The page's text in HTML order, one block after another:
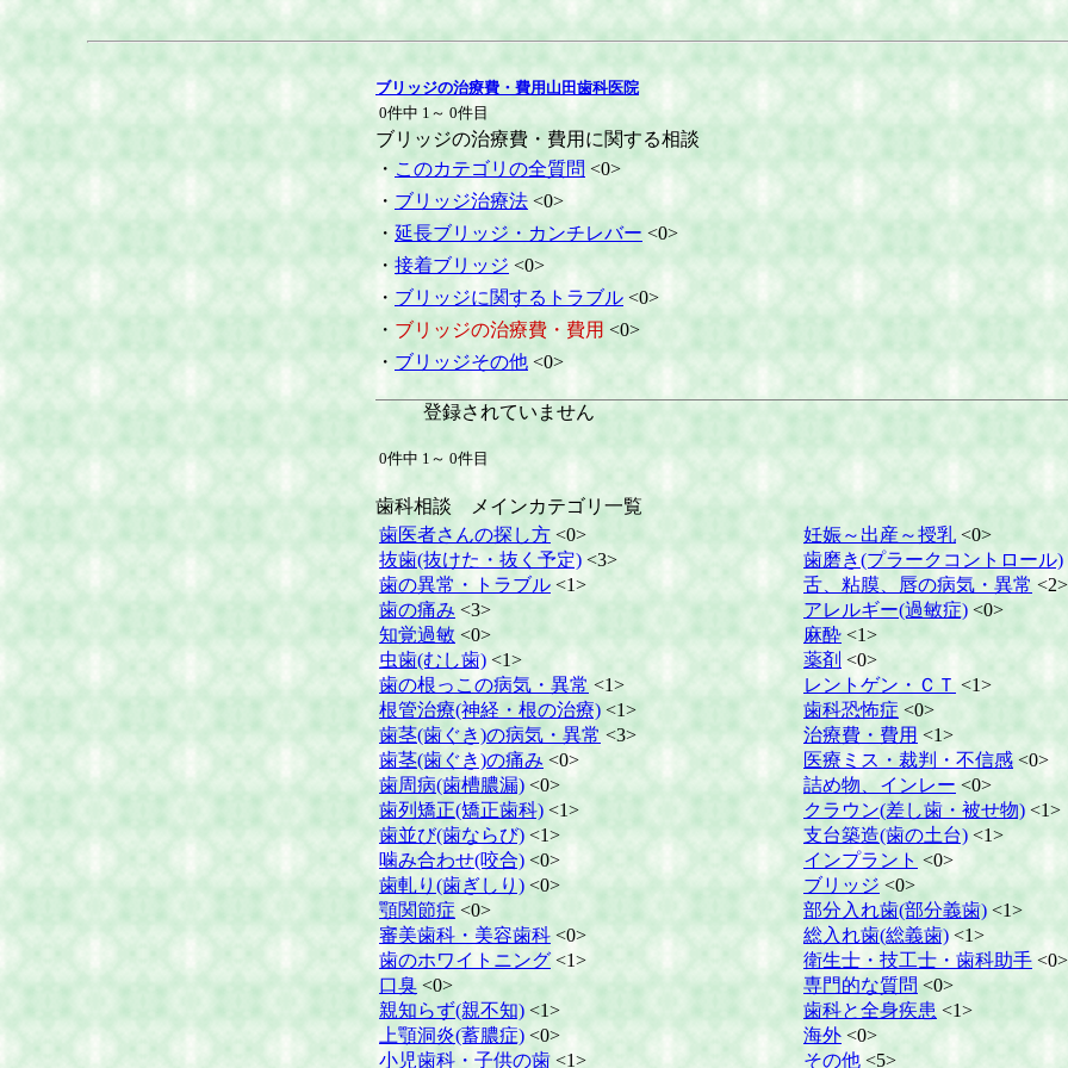
ブリッジの治療費・費用山田歯科医院
0件中 1～ 0件目
ブリッジの治療費・費用に関する相談
・ このカテゴリの全質問 <0>
・ ブリッジ治療法 <0>
・ 延長ブリッジ・カンチレバー <0>
・ 接着ブリッジ <0>
・ ブリッジに関するトラブル <0>
・ ブリッジの治療費・費用 <0>
・ ブリッジその他 <0>
登録されていません
0件中 1～ 0件目
歯科相談 メインカテゴリ一覧
歯医者さんの探し方 <0>
抜歯(抜けた・抜く予定) <3>
歯の異常・トラブル <1>
歯の痛み <3>
知覚過敏 <0>
虫歯(むし歯) <1>
歯の根っこの病気・異常 <1>
根管治療(神経・根の治療) <1>
歯茎(歯ぐき)の病気・異常 <3>
歯茎(歯ぐき)の痛み <0>
歯周病(歯槽膿漏) <0>
歯列矯正(矯正歯科) <1>
歯並び(歯ならび) <1>
噛み合わせ(咬合) <0>
歯軋り(歯ぎしり) <0>
顎関節症 <0>
審美歯科・美容歯科 <0>
歯のホワイトニング <1>
口臭 <0>
親知らず(親不知) <1>
上顎洞炎(蓄膿症) <0>
小児歯科・子供の歯 <1>
妊娠～出産～授乳 <0>
歯磨き(プラークコントロール)
舌、粘膜、唇の病気・異常 <2>
アレルギー(過敏症) <0>
麻酔 <1>
薬剤 <0>
レントゲン・ＣＴ <1>
歯科恐怖症 <0>
治療費・費用 <1>
医療ミス・裁判・不信感 <0>
詰め物、インレー <0>
クラウン(差し歯・被せ物) <1>
支台築造(歯の土台) <1>
インプラント <0>
ブリッジ <0>
部分入れ歯(部分義歯) <1>
総入れ歯(総義歯) <1>
衛生士・技工士・歯科助手 <0>
専門的な質問<0>
歯科と全身疾患 <1>
海外 <0>
その他 <5>